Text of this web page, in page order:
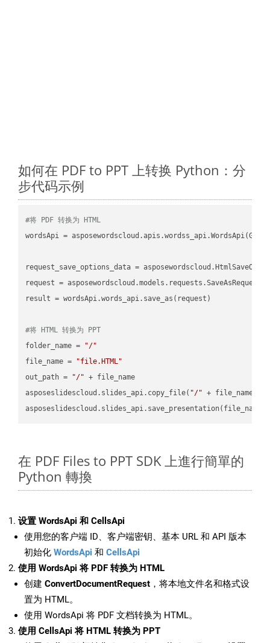
如何在 PDF to PPT 上转换 Python：分
步代码示例
#将 PDF 转换为 HTML
wordsApi =
request_save_options_data =
request =
result = wordsApi.words_api.save_as(request)
#将 HTML 转换为 PPT
folder_name =
"/"
file_name =
"file.HTML"
out_path =
"/" + file_name
asposeslidescloud.slides_api.copy_file( "/" + file_name,
在 PDF Files to PPT SDK 上進行簡單的
Python 轉換
设置 WordsApi 和 CellsApi
使用您的客户端 ID、客户端密钥、基本 URL 和 API 版本
初始化 WordsApi 和 CellsApi
使用 WordsApi 将 PDF 转换为 HTML
创建 ConvertDocumentRequest ，将本地文件名和格式设
置为 HTML。
使用 WordsApi 将 PDF 文档转换为 HTML。
使用 CellsApi 将 HTML 转换为 PPT